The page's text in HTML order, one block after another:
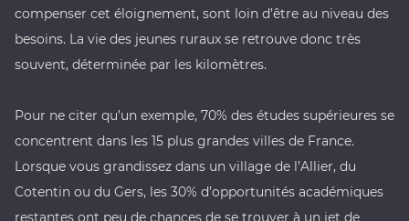
compenser cet éloignement, sont loin d’être au niveau des
besoins. La vie des jeunes ruraux se retrouve donc très
souvent, déterminée par les kilomètres.
Pour ne citer qu’un exemple, 70% des études supérieures se
concentrent dans les 15 plus grandes villes de France.
Lorsque vous grandissez dans un village de l’Allier, du
Cotentin ou du Gers, les 30% d’opportunités académiques
restantes ont peu de chances de se trouver à un jet de